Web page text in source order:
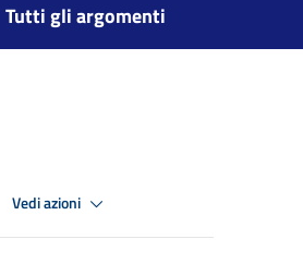
Tutti gli argomenti
Vedi azioni